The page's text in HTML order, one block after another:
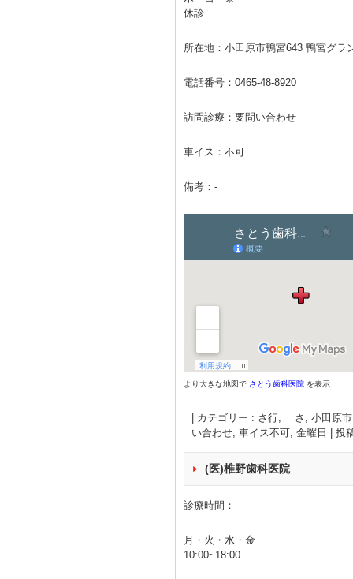
休診
所在地：小田原市鴨宮643 鴨宮グラ
電話番号： 0465-48-8920
訪問診療：要問い合わせ
車イス：不可
備考：-
より大きな地図で さとう歯科医院 を表示
カテゴリー : さ行, さ , 小田原
い合わせ, 車イス不可, 金曜日 投
(医)椎野歯科医院
診療時間：
月・火・水・金
10:00~18:00